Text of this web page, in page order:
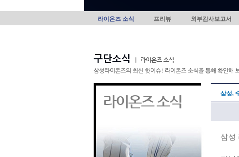
라이온즈 소식 프리뷰 외부감사보고서
구단소식
라이온즈 소식
삼성라이온즈의 최신 핫이슈! 라이온즈 소식을 통해 확인해
라이온즈 소식 삼성,
삼성